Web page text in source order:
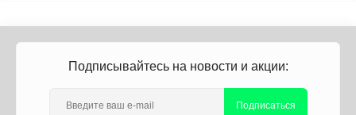
Подписывайтесь на новости и акции:
Подписаться